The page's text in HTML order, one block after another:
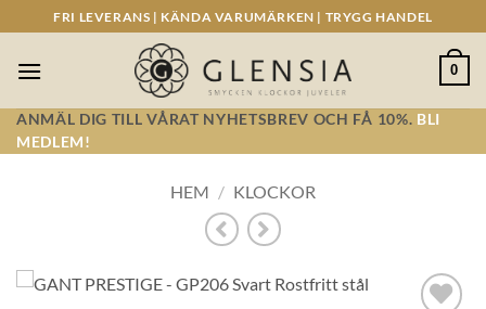
to
content
FRI LEVERANS | KÄNDA VARUMÄRKEN | TRYGG HANDEL
0
ANMÄL DIG TILL VÅRAT NYHETSBREV OCH FÅ 10%. BLI
MEDLEM!
HEM / KLOCKOR